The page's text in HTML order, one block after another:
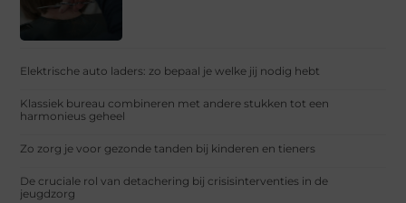
Elektrische auto laders: zo bepaal je welke jij nodig hebt
Klassiek bureau combineren met andere stukken tot een
harmonieus geheel
Zo zorg je voor gezonde tanden bij kinderen en tieners
De cruciale rol van detachering bij crisisinterventies in de
jeugdzorg